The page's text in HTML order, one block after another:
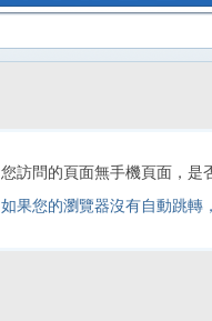
您訪問的頁面無手機頁面，是
如果您的瀏覽器沒有自動跳轉